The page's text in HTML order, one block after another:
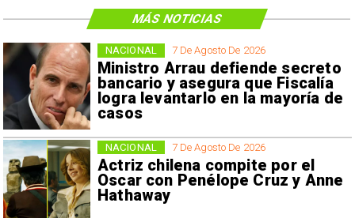
7 De Agosto De 2026
Ministro Arrau defiende secreto
bancario y asegura que Fiscalía
logra levantarlo en la mayoría de
casos
NACIONAL
7 De Agosto De 2026
Actriz chilena compite por el
Oscar con Penélope Cruz y Anne
Hathaway
NACIONAL
MÁS NOTICIAS